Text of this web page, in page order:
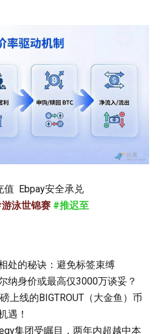
值 Ebpay安全承兑
泳世锦赛 #推迟至
处的秘诀：避免标签束缚
纳身价或最高仅3000万谈妥？
上线的BIGTROUT（大金鱼）币
遇！
集团受瞩目，两年内超越中本